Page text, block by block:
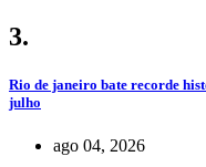
3.
Rio de janeiro bate recorde
julho
ago 04, 2026